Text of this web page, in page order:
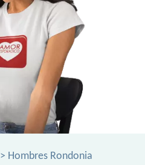
> Hombres Rondonia